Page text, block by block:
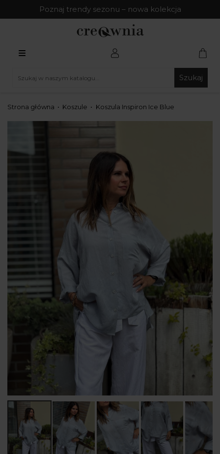
Poznaj trendy sezonu – nowa kolekcja
Szukaj
Strona główna Koszule Koszula Inspiron Ice Blue